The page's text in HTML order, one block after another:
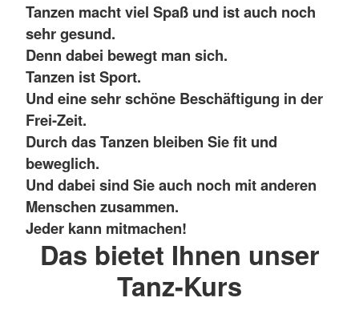
Tanzen macht viel Spaß und ist auch noch
sehr gesund.
Denn dabei bewegt man sich.
Tanzen ist Sport.
Und eine sehr schöne Beschäftigung in der
Frei-Zeit.
Durch das Tanzen bleiben Sie fit und
beweglich.
Und dabei sind Sie auch noch mit anderen
Menschen zusammen.
Jeder kann mitmachen!
Das bietet Ihnen unser
Tanz-Kurs